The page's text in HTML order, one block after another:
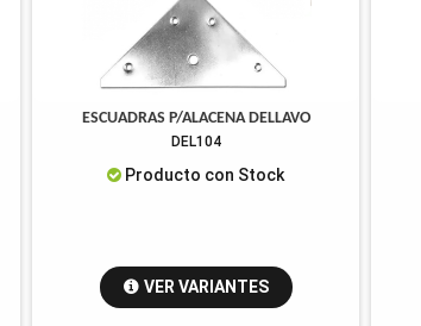
ESCUADRAS P/ALACENA DELLAVO
DEL104
Producto con Stock
VER VARIANTES